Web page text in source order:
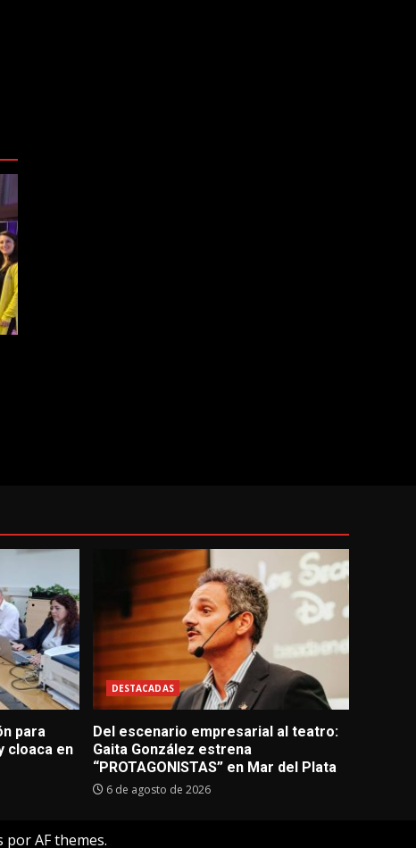
para
cloaca en
DESTACADAS
Del escenario empresarial al teatro:
Gaita González estrena
“PROTAGONISTAS” en Mar del Plata
6 de agosto de 2026
por AF themes.